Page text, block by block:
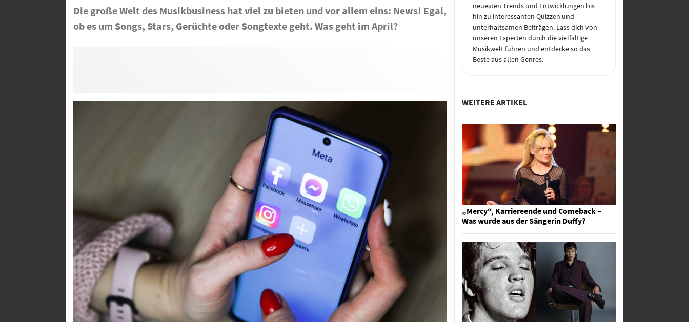
Die große Welt des Musikbusiness hat viel zu bieten und vor allem eins: News! Egal,
ob es um Songs, Stars, Gerüchte oder Songtexte geht. Was geht im April?
neuesten Trends und Entwicklungen bis
hin zu interessanten Quizzen und
unterhaltsamen Beiträgen. Lass dich von
unseren Experten durch die vielfältige
Musikwelt führen und entdecke so das
Beste aus allen Genres.
WEITERE ARTIKEL
„Mercy“, Karriereende und Comeback –
Was wurde aus der Sängerin Duffy?